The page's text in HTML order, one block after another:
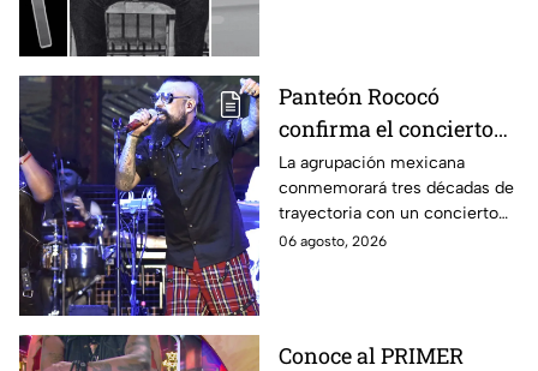
Panteón Rococó
confirma el concierto
más importante de su
trayectoria por sus 30
años: fecha, lugar y
costo
La agrupación mexicana
conmemorará tres décadas de
trayectoria con un concierto
especial y esto es todo lo que
06 agosto, 2026
Conoce al PRIMER